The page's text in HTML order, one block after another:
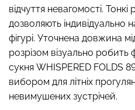
відчуття невагомості. Тонкі
дозволяють індивідуально
фігурі. Уточнена довжина
розрізом візуально робить
сукня WHISPERED FOLDS
вибором для літніх
невимушених зустрічей.
Топ на бретелях в рубчик
CAMI TOP RIB white (білий)